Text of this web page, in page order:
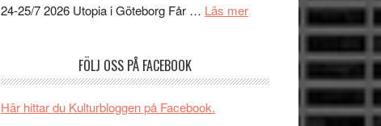
filmen
någonsin
Budapest
24-25/7 2026 Utopia i Göteborg Får … Läs merom
Uppseendeväckande
spännvidd
energi
FÖLJ OSS PÅ FACEBOOK
Här hittar du Kulturbloggen på Facebook.